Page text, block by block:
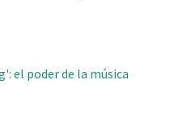
el poder de la música